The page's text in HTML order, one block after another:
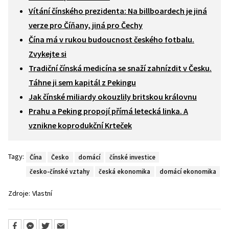
Vítání čínského prezidenta: Na billboardech je jiná
verze pro Číňany, jiná pro Čechy
Čína má v rukou budoucnost českého fotbalu.
Zvykejte si
Tradiční čínská medicína se snaží zahnízdit v Česku.
Táhne ji sem kapitál z Pekingu
Jak čínské miliardy okouzlily britskou královnu
Prahu a Peking propojí přímá letecká linka. A
vznikne koprodukční Krteček
Tagy: Čína Česko domácí
čínské investice
česko-čínské vztahy
česká ekonomika domácí ekonomika
Zdroje: Vlastní